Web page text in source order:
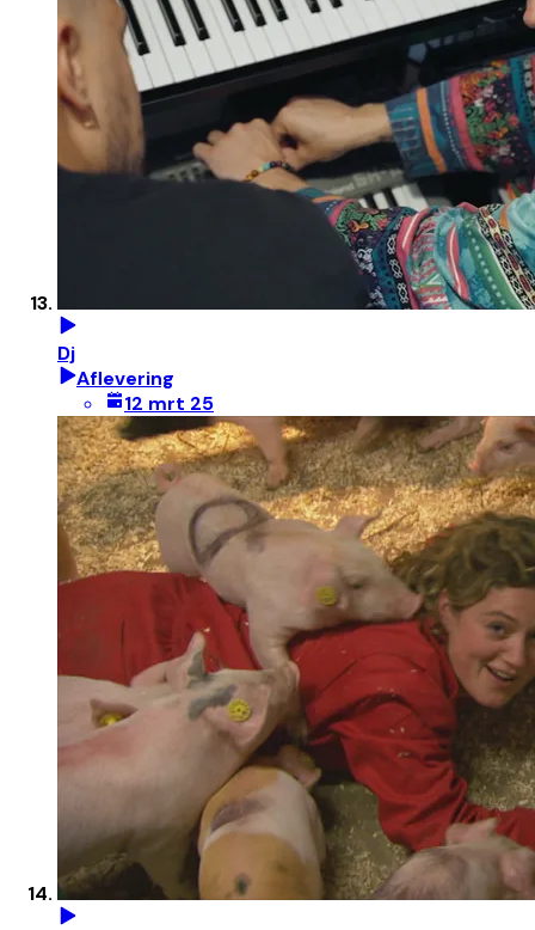
Dj
Aflevering
12 mrt 25